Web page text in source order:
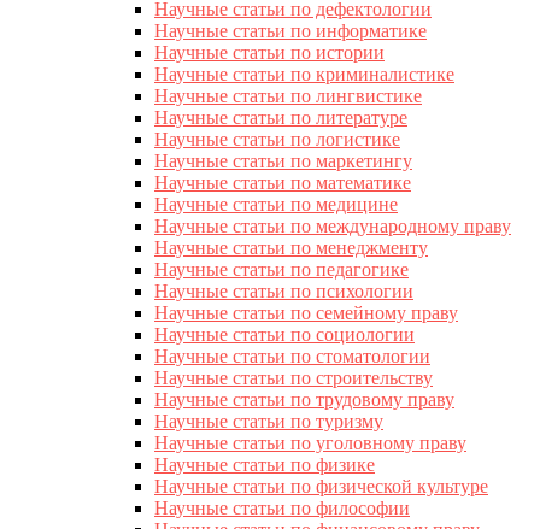
Научные статьи по дефектологии
Научные статьи по информатике
Научные статьи по истории
Научные статьи по криминалистике
Научные статьи по лингвистике
Научные статьи по литературе
Научные статьи по логистике
Научные статьи по маркетингу
Научные статьи по математике
Научные статьи по медицине
Научные статьи по международному праву
Научные статьи по менеджменту
Научные статьи по педагогике
Научные статьи по психологии
Научные статьи по семейному праву
Научные статьи по социологии
Научные статьи по стоматологии
Научные статьи по строительству
Научные статьи по трудовому праву
Научные статьи по туризму
Научные статьи по уголовному праву
Научные статьи по физике
Научные статьи по физической культуре
Научные статьи по философии